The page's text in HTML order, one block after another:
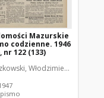
Redaktor
Mazurskie
codzienne. 1946
nr 122 (133)
Włodzimierz (1902-